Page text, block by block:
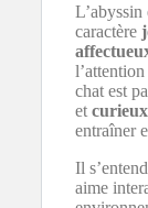
L’abyssin
caractère
chat est
et curieux
entraîner
Il
aime